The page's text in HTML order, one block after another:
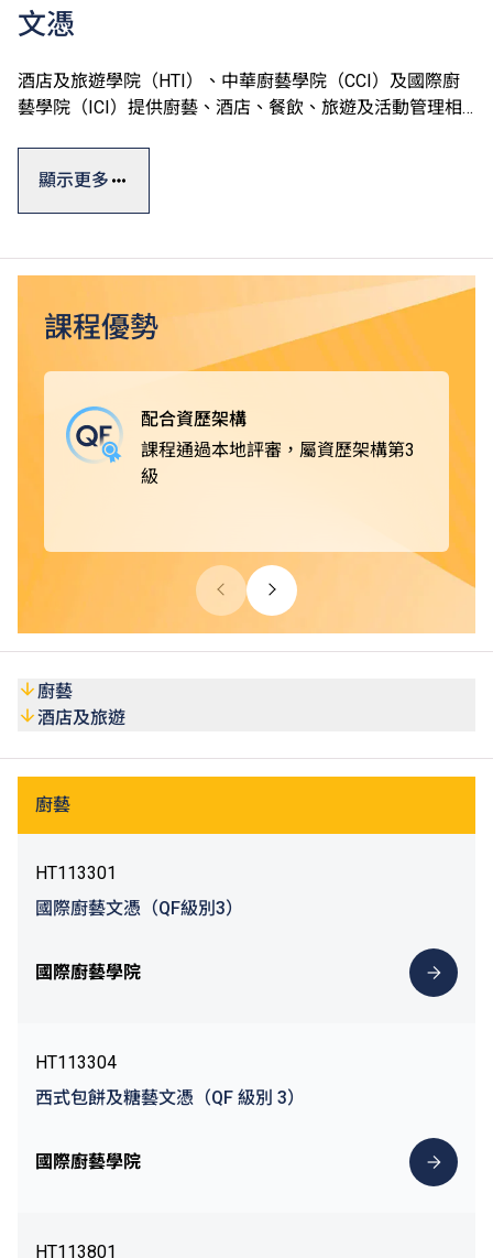
文憑
酒店及旅遊學院（HTI）、中華廚藝學院（CCI）及國際廚
藝學院（ICI）提供廚藝、酒店、餐飲、旅遊及活動管理相
學院設有完善的訓練設施，包括T酒店（訓練酒店）、中西
式訓練餐廳、多國菜系訓練廚房、葡萄酒研習室、咖啡訓練
更提供就業轉介服務，提升學生投身專業的競爭力。
課程獲本地及海外相關專業組織認可，畢業生可投身不同的
款待業機構，例如酒店及度假村、郵輪及主題樂園、餐飲集
團及食肆、私人會所及展覽、航空公司及旅行社、餐飲及葡
顯示更多
課程優勢
配合資歷架構
課程通過本地評審，屬資歷架構第3
級
廚藝
酒店及旅遊
廚藝
HT113301
國際廚藝文憑（QF級別3）
國際廚藝學院
HT113304
西式包餅及糖藝文憑（QF 級別 3）
國際廚藝學院
HT113801